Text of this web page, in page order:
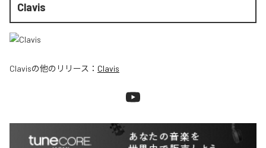
Clavis
Clavisの他のリリース： Clavis